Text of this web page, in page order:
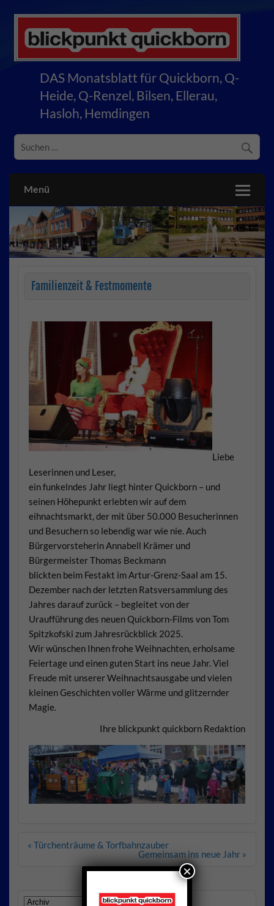
blickpunkt quickborn
DAS Monatsblatt für Quickborn, Q-
Heide, Q-Renzel, Bilsen, Ellerau,
Hasloh, Hemdingen
Menü
Familienzeit & Festmomente
Liebe
Leserinnen und Leser,
ein funkelndes Jahr liegt hinter Quickborn – und
seinen Höhepunkt erlebten wir auf dem
eihnachtsmarkt, der mit über 50.000 Besucherinnen
und Besuchern so lebendig war wie nie. Auch
Bürgervorsteherin Annabell Krämer und
Bürgermeister Thomas Beckmann
blickten beim Festakt im Artur-Grenz-Saal am 15.
Dezember nach der letzten Ratsversammlung des
Jahres darauf zurück – begleitet von der
Uraufführung des neuen Quickborn-Films von Tom
Spitzkofski zum Jahresrückblick 2025.
Wir wünschen Ihnen frohe Weihnachten, erholsame
Feiertage und einen guten Start ins neue Jahr. Viel
Freude mit unserer Weihnachtsausgabe und vielen
kleinen Geschichten voller Wärme und glitzernder
Magie.
Ihre blickpunkt quickborn Redaktion
Beitragsnavigation
« Türchenträume & Torfbahnzauber
Gemeinsam ins neue Jahr »
×